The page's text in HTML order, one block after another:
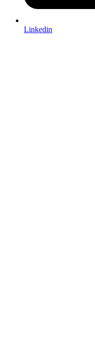
Linkedin